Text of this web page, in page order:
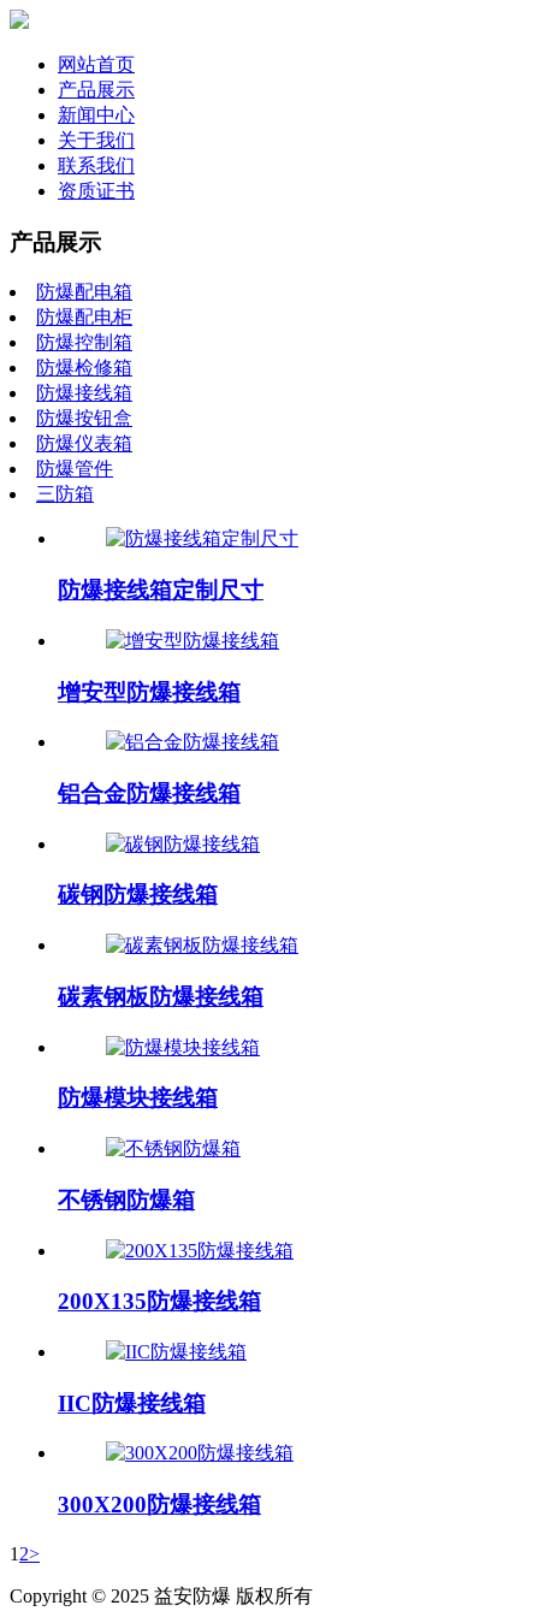
网站首页
产品展示
新闻中心
关于我们
联系我们
资质证书
产品展示
防爆配电箱
防爆配电柜
防爆控制箱
防爆检修箱
防爆接线箱
防爆按钮盒
防爆仪表箱
防爆管件
三防箱
防爆接线箱定制尺寸
增安型防爆接线箱
铝合金防爆接线箱
碳钢防爆接线箱
碳素钢板防爆接线箱
防爆模块接线箱
不锈钢防爆箱
200X135防爆接线箱
IIC防爆接线箱
300X200防爆接线箱
1 2>
Copyright © 2025 益安防爆 版权所有